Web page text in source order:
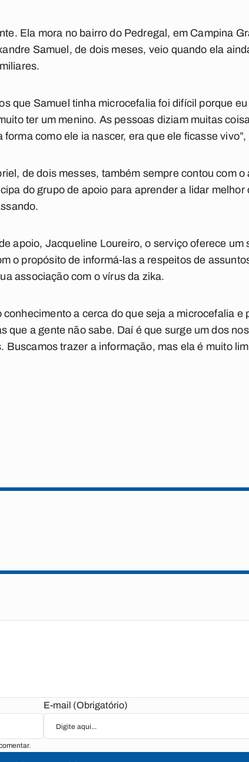
Ela mora no bairro do Pedregal, em Campina
Samuel, de dois meses, veio quando ela
que Samuel tinha microcefalia foi difícil porque
ter um menino. As pessoas diziam muitas
como ele ia nascer, era que ele ficasse
de dois messes, também sempre contou com o
do grupo de apoio para aprender a lidar melhor
apoio, Jacqueline Loureiro, o serviço oferece um
o propósito de informá-las a respeitos de
associação com o vírus da zika.
a cerca do que seja a microcefalia e
que a gente não sabe. Daí é que surge um dos
trazer a informação, mas ela é muito
E-mail (Obrigatório)